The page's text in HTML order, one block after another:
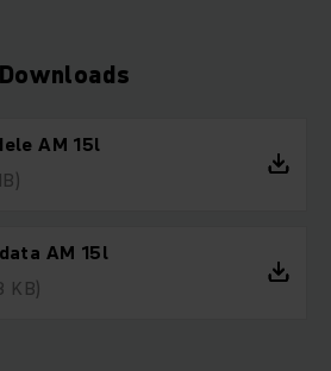
Downloads
AM 15l
AM 15l
KB)